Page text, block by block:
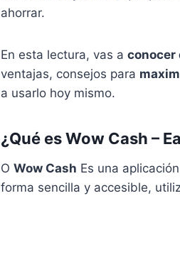
ahorrar.
En esta lectura, vas a conocer
ventajas, consejos para
a usarlo hoy mismo.
¿Qué es Wow Cash –
O Wow Cash Es una
forma sencilla y accesible,